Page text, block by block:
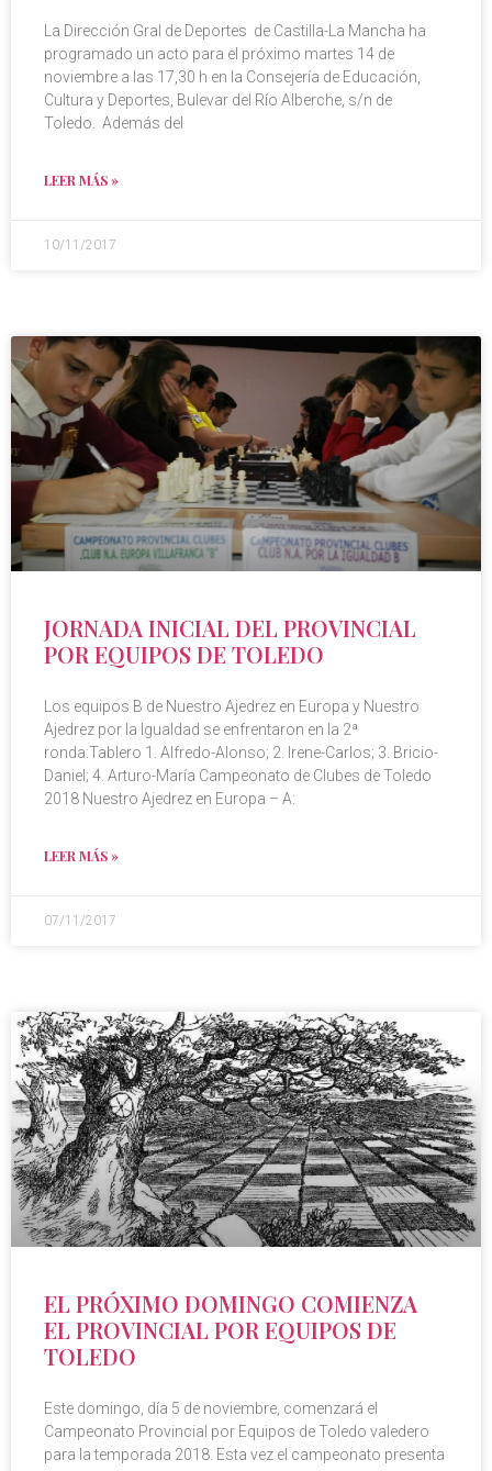
La Dirección Gral de Deportes de Castilla-La Mancha ha
programado un acto para el próximo martes 14 de
noviembre a las 17,30 h en la Consejería de Educación,
Cultura y Deportes, Bulevar del Río Alberche, s/n de
Toledo. Además del
LEER MÁS »
10/11/2017
JORNADA INICIAL DEL PROVINCIAL
POR EQUIPOS DE TOLEDO
Los equipos B de Nuestro Ajedrez en Europa y Nuestro
Ajedrez por la Igualdad se enfrentaron en la 2ª
ronda:Tablero 1. Alfredo-Alonso; 2. Irene-Carlos; 3. Bricio-
Daniel; 4. Arturo-María Campeonato de Clubes de Toledo
2018 Nuestro Ajedrez en Europa – A:
LEER MÁS »
07/11/2017
EL PRÓXIMO DOMINGO COMIENZA
EL PROVINCIAL POR EQUIPOS DE
TOLEDO
Este domingo, día 5 de noviembre, comenzará el
Campeonato Provincial por Equipos de Toledo valedero
para la temporada 2018. Esta vez el campeonato presenta